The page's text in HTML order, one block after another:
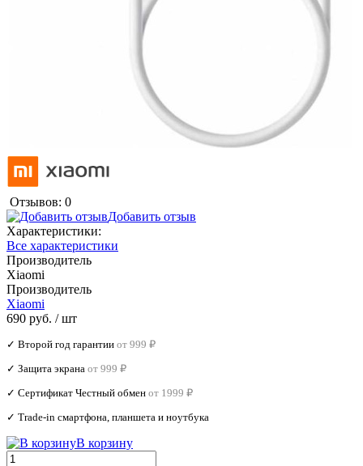
Отзывов: 0
Добавить отзыв
Характеристики:
Все характеристики
Производитель
Xiaomi
Производитель
Xiaomi
690 руб. / шт
✓ Второй год гарантии от 999 ₽
✓ Защита экрана от 999 ₽
✓ Сертификат Честный обмен от 1999 ₽
✓ Trade‑in смартфона, планшета и ноутбука
В корзину